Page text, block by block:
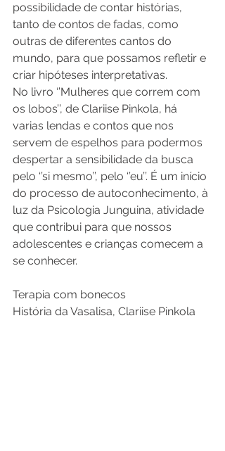
possibilidade de contar histórias,
tanto de contos de fadas, como
outras de diferentes cantos do
mundo, para que possamos refletir e
criar hipóteses interpretativas.
No livro ‘’Mulheres que correm com
os lobos’’, de Clariise Pinkola, há
varias lendas e contos que nos
servem de espelhos para podermos
despertar a sensibilidade da busca
pelo ‘’si mesmo’’, pelo ‘’eu’’. É um início
do processo de autoconhecimento, à
luz da Psicologia Junguina, atividade
que contribui para que nossos
adolescentes e crianças comecem a
se conhecer.
Terapia com bonecos
História da Vasalisa, Clariise Pinkola